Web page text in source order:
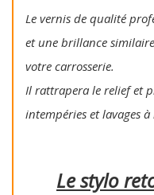
Le vernis de qualité
et une brillance
votre carrosserie.
Il rattrapera le relief et
intempéries et lavages
Le stylo